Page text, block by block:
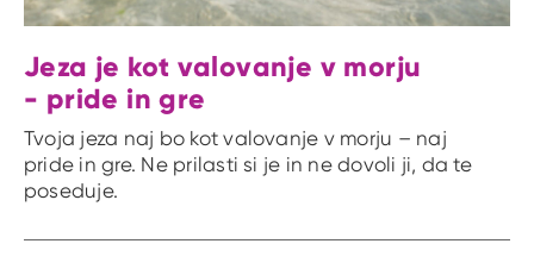
Jeza je kot valovanje v morju
- pride in gre
Tvoja jeza naj bo kot valovanje v morju – naj
pride in gre. Ne prilasti si je in ne dovoli ji, da te
poseduje.